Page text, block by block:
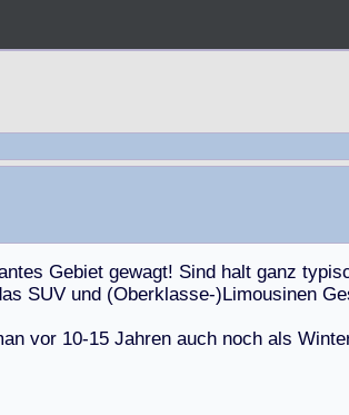
ntes Gebiet gewagt! Sind halt ganz typis
as SUV und (Oberklasse-)Limousinen Ge
an vor 10-15 Jahren auch noch als Winte